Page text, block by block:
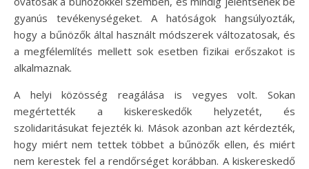
gyanús tevékenységeket. A hatóságok hangsúlyozták,
hogy a bűnözők által használt módszerek változatosak, és
a megfélemlítés mellett sok esetben fizikai erőszakot is
alkalmaznak.
A helyi közösség reagálása is vegyes volt. Sokan
megértették a kiskereskedők helyzetét, és
szolidaritásukat fejezték ki. Mások azonban azt kérdezték,
hogy miért nem tettek többet a bűnözők ellen, és miért
nem kerestek fel a rendőrséget korábban. A kiskereskedő